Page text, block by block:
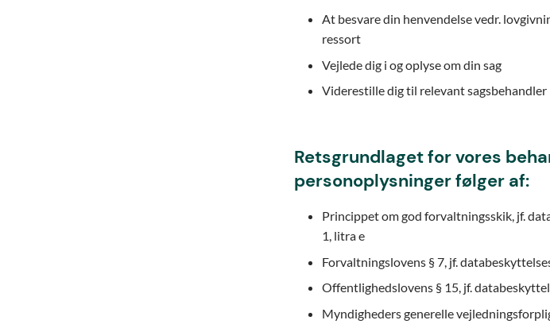
At besvare din henvendelse vedr.
ressort
Vejlede dig i og oplyse om din sag
Viderestille dig til relevant sagsbehandler
Retsgrundlaget for vores
personoplysninger følger af:
Princippet om god forvaltningsskik, jf.
1, litra e
Forvaltningslovens § 7, jf.
Offentlighedslovens § 15, jf.
Myndigheders generelle